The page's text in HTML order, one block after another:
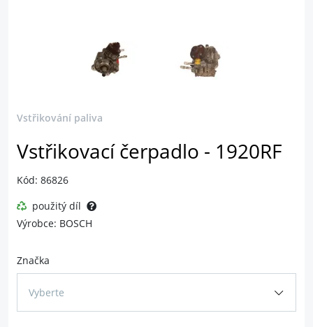
Vstřikování paliva
Vstřikovací čerpadlo - 1920RF
Kód: 86826
použitý díl
Výrobce: BOSCH
Značka
Vyberte